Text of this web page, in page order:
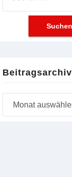
Beitragsarchiv